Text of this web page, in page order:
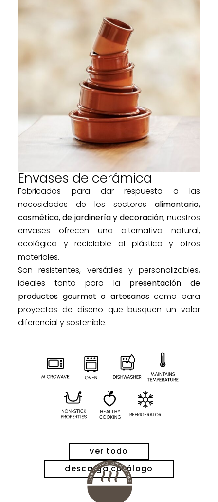
Envases de cerámica
Fabricados para dar respuesta a las
necesidades de los sectoresalimentario,
cosmético, de jardinería y decoración, nuestros
envases ofrecen una alternativa natural,
ecológica y reciclable al plástico y otros
materiales.
Son resistentes, versátiles y personalizables,
ideales tanto para la presentación de
productos gourmet o artesanoscomo para
proyectos de diseño que busquen un valor
diferencial y sostenible.
ver todo
descarga catálogo